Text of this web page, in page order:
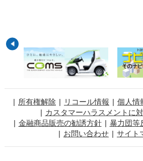
所有権解除 リコール情報
個人情
カスタマーハラスメントに
金融商品販売の勧誘方針
暴力団等
お問い合わせ
サイト